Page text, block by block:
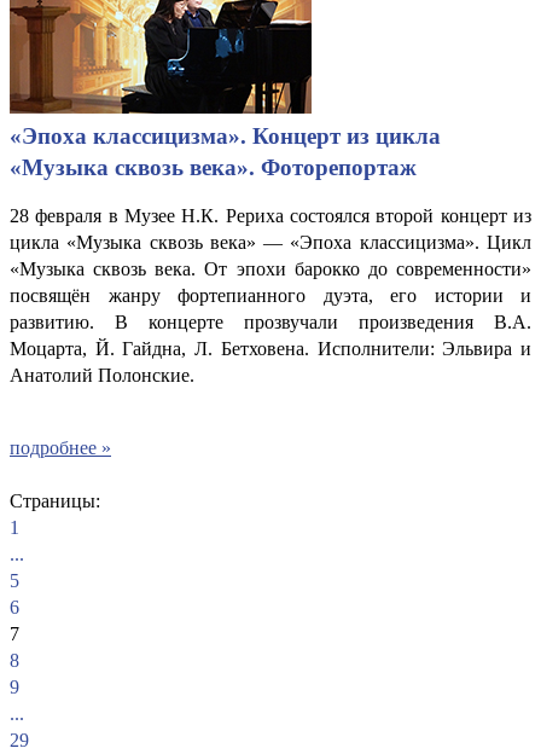
«Эпоха классицизма». Концерт из цикла
«Музыка сквозь века». Фоторепортаж
28 февраля в Музее Н.К. Рериха состоялся второй концерт из
цикла «Музыка сквозь века» — «Эпоха классицизма». Цикл
«Музыка сквозь века. От эпохи барокко до современности»
посвящён жанру фортепианного дуэта, его истории и
развитию. В концерте прозвучали произведения В.А.
Моцарта, Й. Гайдна, Л. Бетховена. Исполнители: Эльвира и
Анатолий Полонские.
подробнее »
Страницы:
1
...
5
6
7
8
9
...
29